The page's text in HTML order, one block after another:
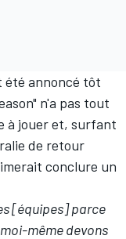
été annoncé tôt
n'a pas tout
à jouer et, surfant
de retour
conclure un
[équipes] parce
même devons